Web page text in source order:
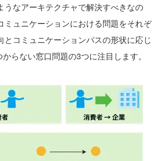
なアーキテクチャで解決すべきなの
ュニケーションにおける問題をそれぞ
コミュニケーションパスの形状に応じ
らない窓口問題の3つに注目します。